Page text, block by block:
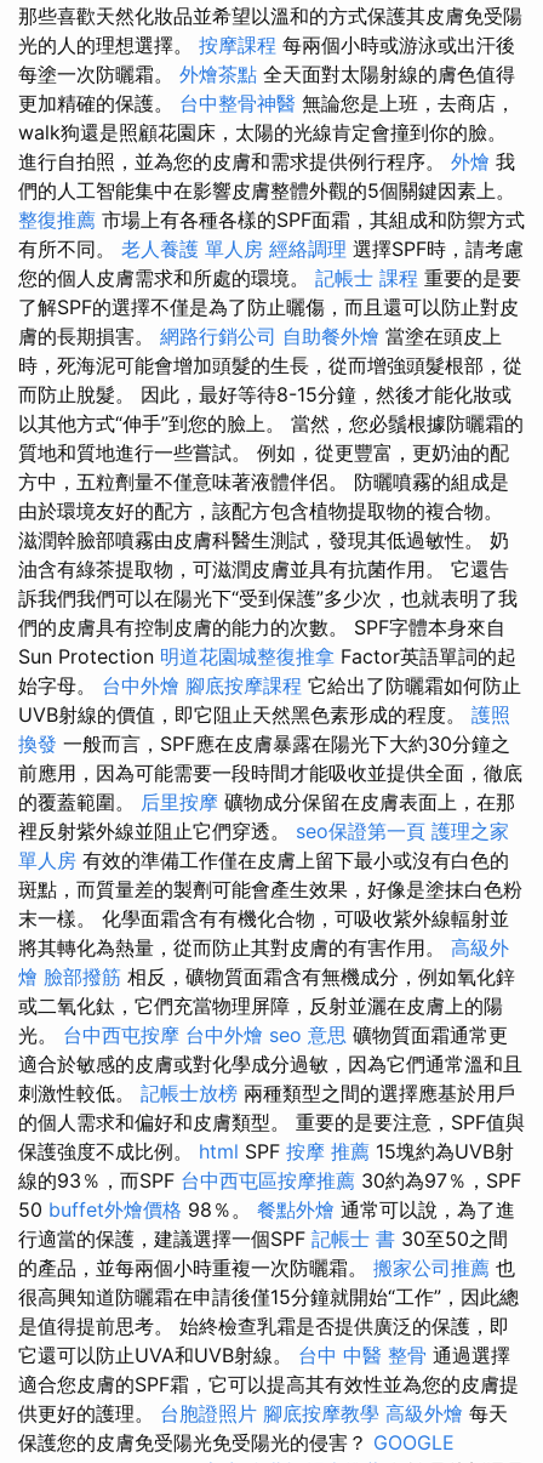
那些喜歡天然化妝品並希望以溫和的方式保護其皮膚免受陽
光的人的理想選擇。 按摩課程 每兩個小時或游泳或出汗後
每塗一次防曬霜。 外燴茶點 全天面對太陽射線的膚色值得
更加精確的保護。 台中整骨神醫 無論您是上班，去商店，
walk狗還是照顧花園床，太陽的光線肯定會撞到你的臉。
進行自拍照，並為您的皮膚和需求提供例行程序。 外燴 我
們的人工智能集中在影響皮膚整體外觀的5個關鍵因素上。
整復推薦 市場上有各種各樣的SPF面霜，其組成和防禦方式
有所不同。 老人養護 單人房 經絡調理 選擇SPF時，請考慮
您的個人皮膚需求和所處的環境。 記帳士 課程 重要的是要
了解SPF的選擇不僅是為了防止曬傷，而且還可以防止對皮
膚的長期損害。 網路行銷公司 自助餐外燴 當塗在頭皮上
時，死海泥可能會增加頭髮的生長，從而增強頭髮根部，從
而防止脫髮。 因此，最好等待8-15分鐘，然後才能化妝或
以其他方式“伸手”到您的臉上。 當然，您必鬚根據防曬霜的
質地和質地進行一些嘗試。 例如，從更豐富，更奶油的配
方中，五粒劑量不僅意味著液體伴侶。 防曬噴霧的組成是
由於環境友好的配方，該配方包含植物提取物的複合物。
滋潤幹臉部噴霧由皮膚科醫生測試，發現其低過敏性。 奶
油含有綠茶提取物，可滋潤皮膚並具有抗菌作用。 它還告
訴我們我們可以在陽光下“受到保護”多少次，也就表明了我
們的皮膚具有控制皮膚的能力的次數。 SPF字體本身來自
Sun Protection 明道花園城整復推拿 Factor英語單詞的起
始字母。 台中外燴 腳底按摩課程 它給出了防曬霜如何防止
UVB射線的價值，即它阻止天然黑色素形成的程度。 護照
換發 一般而言，SPF應在皮膚暴露在陽光下大約30分鐘之
前應用，因為可能需要一段時間才能吸收並提供全面，徹底
的覆蓋範圍。 后里按摩 礦物成分保留在皮膚表面上，在那
裡反射紫外線並阻止它們穿透。 seo保證第一頁 護理之家
單人房 有效的準備工作僅在皮膚上留下最小或沒有白色的
斑點，而質量差的製劑可能會產生效果，好像是塗抹白色粉
末一樣。 化學面霜含有有機化合物，可吸收紫外線輻射並
將其轉化為熱量，從而防止其對皮膚的有害作用。 高級外
燴 臉部撥筋 相反，礦物質面霜含有無機成分，例如氧化鋅
或二氧化鈦，它們充當物理屏障，反射並灑在皮膚上的陽
光。 台中西屯按摩 台中外燴 seo 意思 礦物質面霜通常更
適合於敏感的皮膚或對化學成分過敏，因為它們通常溫和且
刺激性較低。 記帳士放榜 兩種類型之間的選擇應基於用戶
的個人需求和偏好和皮膚類型。 重要的是要注意，SPF值與
保護強度不成比例。 html SPF 按摩 推薦 15塊約為UVB射
線的93％，而SPF 台中西屯區按摩推薦 30約為97％，SPF
50 buffet外燴價格 98％。 餐點外燴 通常可以說，為了進
行適當的保護，建議選擇一個SPF 記帳士 書 30至50之間
的產品，並每兩個小時重複一次防曬霜。 搬家公司推薦 也
很高興知道防曬霜在申請後僅15分鐘就開始“工作”，因此總
是值得提前思考。 始終檢查乳霜是否提供廣泛的保護，即
它還可以防止UVA和UVB射線。 台中 中醫 整骨 通過選擇
適合您皮膚的SPF霜，它可以提高其有效性並為您的皮膚提
供更好的護理。 台胞證照片 腳底按摩教學 高級外燴 每天
保護您的皮膚免受陽光免受陽光的侵害？ GOOGLE